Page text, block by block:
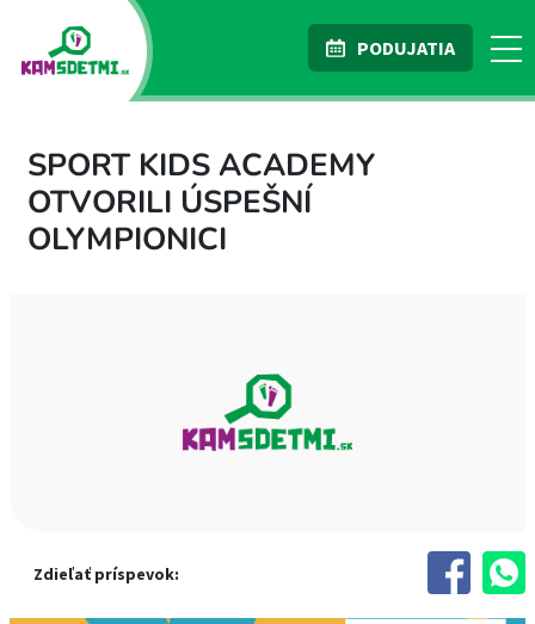
PODUJATIA
SPORT KIDS ACADEMY
OTVORILI ÚSPEŠNÍ
OLYMPIONICI
Zdieľať príspevok: